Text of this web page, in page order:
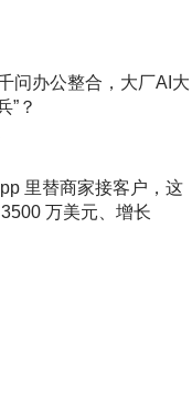
问办公整合，大厂AI大
”？
里替商家接客户，这
万美元、增长